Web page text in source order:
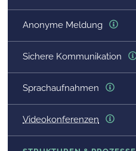
Anonyme Meldung
Sichere Kommunikation
Sprachaufnahmen
Videokonferenzen